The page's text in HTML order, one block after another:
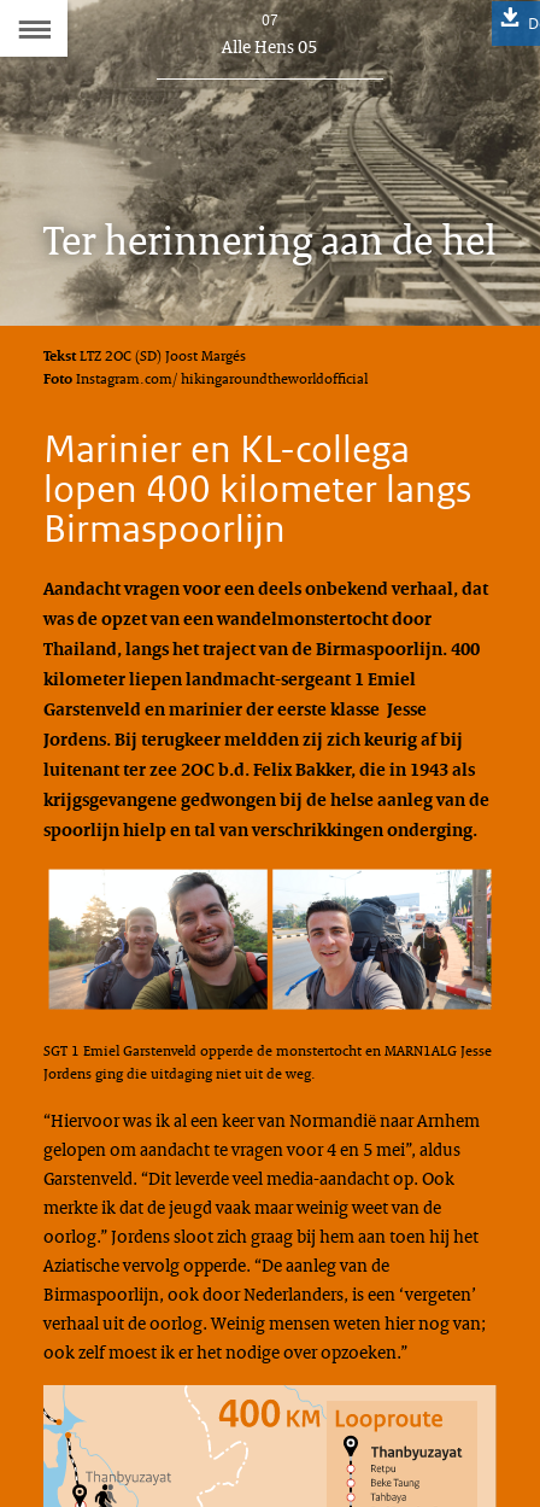
07
Dit
artikel
hoort
bij:
Alle Hens 05
Ter herinnering aan de hel
TekstLTZ 2OC (SD) Joost Margés
FotoInstagram.com/ hikingaroundtheworldofficial
Marinier en KL-collega
lopen 400 kilometer langs
Birmaspoorlijn
Aandacht vragen voor een deels onbekend verhaal, dat
was de opzet van een wandelmonstertocht door
Thailand, langs het traject van de Birmaspoorlijn. 400
kilometer liepen landmacht-sergeant 1 Emiel
Garstenveld en marinier der eerste klasse Jesse
Jordens. Bij terugkeer meldden zij zich keurig af bij
luitenant ter zee 2OC b.d. Felix Bakker, die in 1943 als
krijgsgevangene gedwongen bij de helse aanleg van de
spoorlijn hielp en tal van verschrikkingen onderging.
SGT 1 Emiel Garstenveld opperde de monstertocht en MARN1ALG Jesse
Jordens ging die uitdaging niet uit de weg.
“Hiervoor was ik al een keer van Normandië naar Arnhem
gelopen om aandacht te vragen voor 4 en 5 mei”, aldus
Garstenveld. “Dit leverde veel media-aandacht op. Ook
merkte ik dat de jeugd vaak maar weinig weet van de
oorlog.” Jordens sloot zich graag bij hem aan toen hij het
Aziatische vervolg opperde. “De aanleg van de
Birmaspoorlijn, ook door Nederlanders, is een ‘vergeten’
verhaal uit de oorlog. Weinig mensen weten hier nog van;
ook zelf moest ik er het nodige over opzoeken.”
Naar
de
Inhoudsopgave